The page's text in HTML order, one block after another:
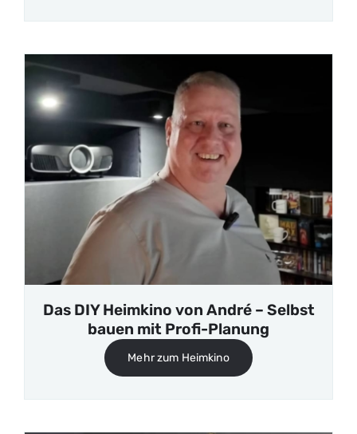
Das DIY Heimkino von André – Selbst
bauen mit Profi-Planung
Mehr zum Heimkino